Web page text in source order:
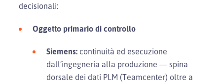
decisionali:
Oggetto primario di controllo
Siemens: continuità ed esecuzione
dall’ingegneria alla produzione — spina
dorsale dei dati PLM (Teamcenter) oltre a